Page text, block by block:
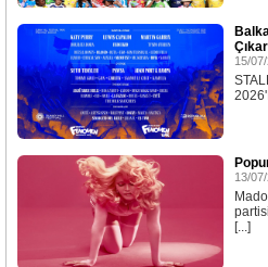
15/
13/
[...]